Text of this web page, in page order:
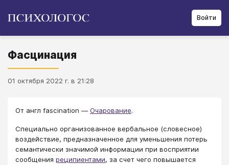
Войти
Фасцинация
01 октября 2022 г. в 21:28
От англ fascination —Очарование.
Специально организованное вербальное (словесное)
воздействие, предназначенное для уменьшения потерь
семантически значимой информации при восприятии
сообщения реципиентами, за счет чего повышается